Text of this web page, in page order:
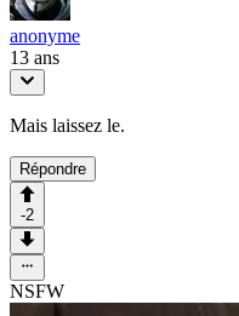
anonyme
13 ans
Mais laissez le.
Répondre
-2
NSFW